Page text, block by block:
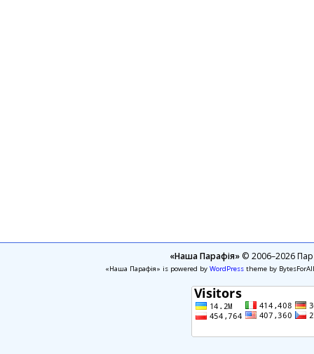
«Наша Парафія»© 2006–2026
«Наша Парафія» is powered by WordPresstheme by